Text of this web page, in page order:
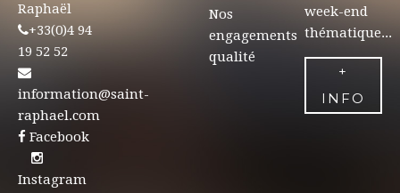
Raphaël
+33(0)4 94
19 52 52
information@saint-
raphael.com
Facebook
Instagram
Nos
engagements
qualité
week-end
thématique...
+
INFO